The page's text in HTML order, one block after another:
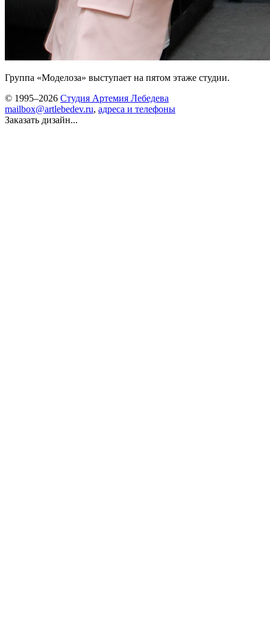
Группа «Моделоза» выступает на пятом этаже студии.
© 1995–2026 Студия Артемия Лебедева
mailbox@artlebedev.ru, адреса и телефоны
Заказать дизайн...